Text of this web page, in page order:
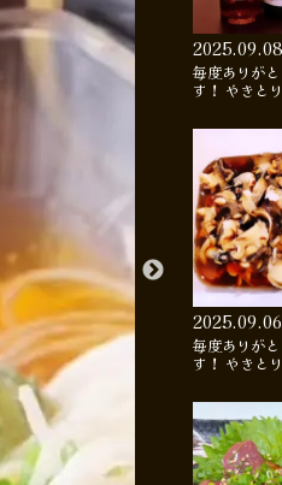
2025.09.08
毎度ありが
す！ やきと
2025.09.06
毎度ありが
す！ やきと